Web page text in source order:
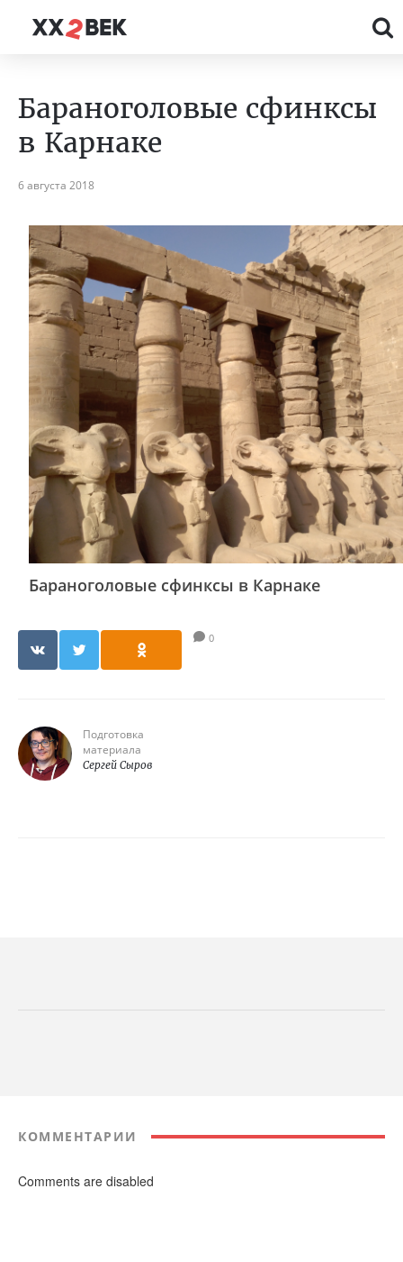
Бараноголовые сфинксы
в Карнаке
6 августа 2018
Бараноголовые сфинксы в Карнаке
0
Подготовка
материала
Сергей Сыров
КОММЕНТАРИИ
Comments are disabled